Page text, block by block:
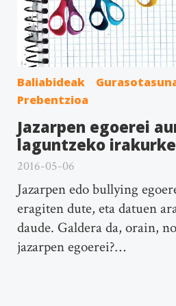
Baliabideak
Prebentzioa
Jazarpen egoerei
laguntzeko
2016-05-06
Jazarpen edo bullying
eragiten dute, eta datuen
daude. Galdera da, orain,
jazarpen egoerei?…